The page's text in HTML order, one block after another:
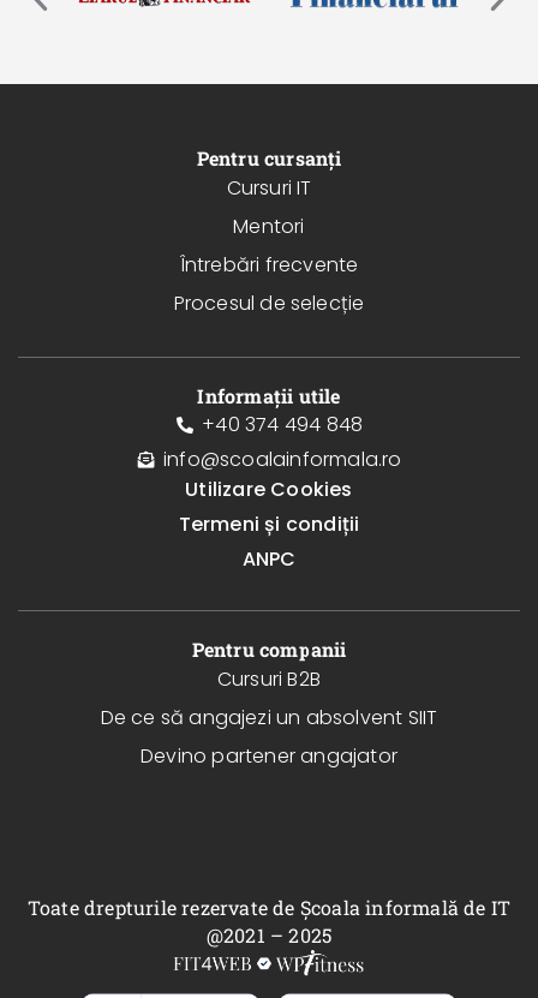
Pentru cursanți
Cursuri IT
Mentori
Întrebări frecvente
Procesul de selecție
Informații utile
+40 374 494 848
info@scoalainformala.ro
Utilizare Cookies
Termeni și condiții
ANPC
Pentru companii
Cursuri B2B
De ce să angajezi un absolvent SIIT
Devino partener angajator
Toate drepturile rezervate de Școala informală de IT
@2021 – 2025